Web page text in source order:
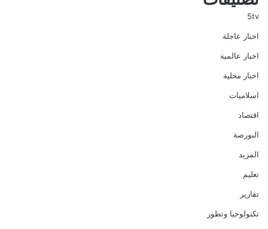
5tv
اخبار عاجلة
اخبار عالمية
اخبار محلية
اسلاميات
اقتصاد
البورصة
المزيد
تعليم
تقارير
تكنولوجيا وتطور